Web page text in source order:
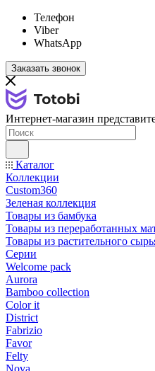
Телефон
Viber
WhatsApp
Заказать звонок
Интернет-магазин
Каталог
Коллекции
Custom360
Зеленая коллекция
Товары из бамбука
Товары из переработанных
Товары из растительного
Серии
Welcome pack
Aurora
Bamboo collection
Color it
District
Fabrizio
Favor
Felty
Nova